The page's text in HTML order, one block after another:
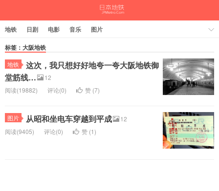
地铁 日剧 电影 音乐 图片
标签：大阪地铁
地铁
这次，我只想好好地夸一夸大阪地铁御
堂筋线…
12
阅读(19882)
评论(0) 赞 (7)
图片 从昭和坐电车穿越到平成
12
阅读(9405)
评论(0) 赞 (1)